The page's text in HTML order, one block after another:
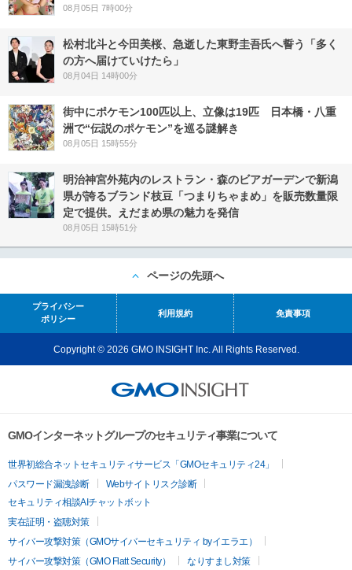
08月05日 7時00分
松村北斗と今田美桜、急逝した東野圭吾氏へ誓う「多く
の方へ届けていけたら」
08月04日 14時00分
街中にポケモン100匹以上、立像は19匹 日本橋・八重
洲で“伝説のポケモン”を巡る謎解き
08月05日 15時55分
明治神宮外苑内のレストラン・森のビアガーデンで新潟
県が誇るブランド枝豆「つまりちゃまめ」を販売数量限
定で提供。えだまめ県の魅力を発信
08月05日 15時51分
ページの先頭へ
プライバシー
ポリシー
利用規約 免責事項
Copyright © 2026 GMO INSIGHT Inc. All Rights Reserved.
GMOインターネットグループのセキュリティ事業について
世界初総合ネットセキュリティサービス「GMOセキュリティ24」
パスワード漏洩診断
Webサイトリスク診断
セキュリティ相談AIチャットボット
実在証明・盗聴対策
サイバー攻撃対策（GMOサイバーセキュリティ byイエラエ）
サイバー攻撃対策（GMO Flatt Security）
なりすまし対策